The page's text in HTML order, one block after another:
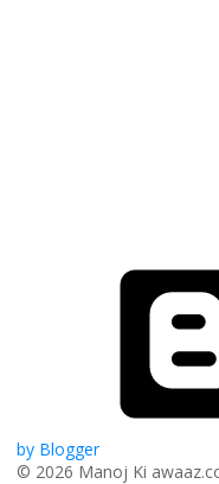
by Blogger
​© 2026 Manoj Ki